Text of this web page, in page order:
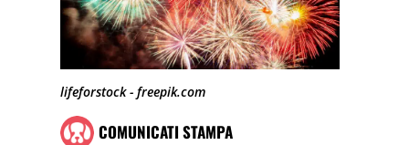
lifeforstock - freepik.com
COMUNICATI STAMPA